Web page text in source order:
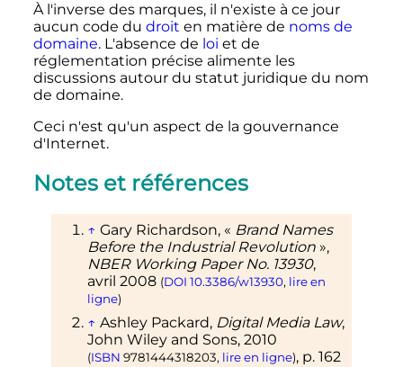
À l'inverse des marques, il n'existe à ce jour
aucun code du droit en matière de noms de
domaine. L'absence de loi et de
réglementation précise alimente les
discussions autour du statut juridique du nom
de domaine.
Ceci n'est qu'un aspect de la gouvernance
d'Internet.
Notes et références
↑ Gary Richardson, « Brand Names
Before the Industrial Revolution »,
NBER Working Paper No. 13930,
avril 2008 (DOI 10.3386/w13930, lire en
ligne)
↑ Ashley Packard, Digital Media Law,
John Wiley and Sons, 2010
(ISBN 9781444318203, lire en ligne), p. 162